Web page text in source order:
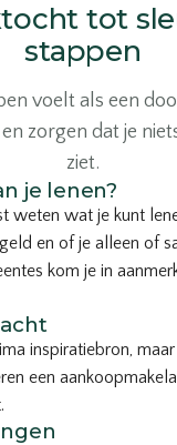
tot
stappen
voelt als een
zorgen dat je
ziet.
je lenen?
weten wat je kunt
en of je alleen of
kom je in
inspiratiebron,
een